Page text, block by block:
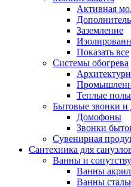
Активная
Заземление
Показать все
Системы обогрева
Теплые
Бытовые звонки
Домофоны
Звонки
Сувенирная
Сантехника для
Ванны и
Ванны
Ванны